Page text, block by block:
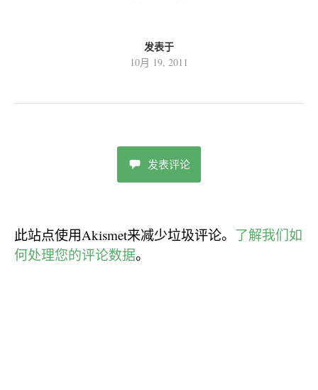
发表于
10月 19, 2011
发表评论
此站点使用Akismet来减少垃圾评论。 了解我们如
何处理您的评论数据。